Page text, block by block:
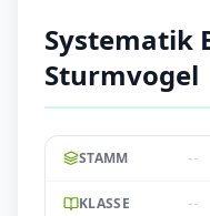
Systematik
Sturmvogel
STAMM --
KLASSE --